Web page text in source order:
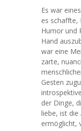
Es war
es schaffte,
Humor und
Hand
war eine
zarte,
Gesten
der Dinge,
liebe, ist die
ermöglicht,